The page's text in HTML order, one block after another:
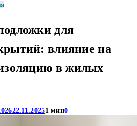
для
влияние на
в жилых
22.11.20251 мин0